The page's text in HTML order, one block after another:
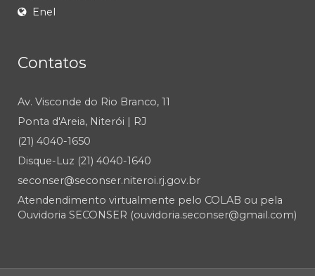
Enel
Contatos
Av. Visconde do Rio Branco, 11
Ponta d'Areia, Niterói | RJ
(21) 4040-1650
Disque-Luz (21) 4040-1640
seconser@seconser.niteroi.rj.gov.br
Atendendimento virtualmente pelo COLAB ou pela
Ouvidoria SECONSER (ouvidoria.seconser@gmail.com)